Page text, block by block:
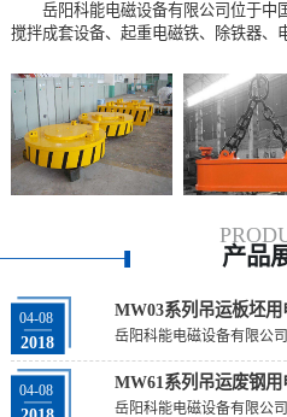
岳阳科能电磁设备有限公司位于中
搅拌成套设备、起重电磁铁、除铁器、
产品
04-08
2018
MW03系列吊运板坯用
岳阳科能电磁设备有限公
04-08 MW61系列吊运废钢用
岳阳科能电磁设备有限公